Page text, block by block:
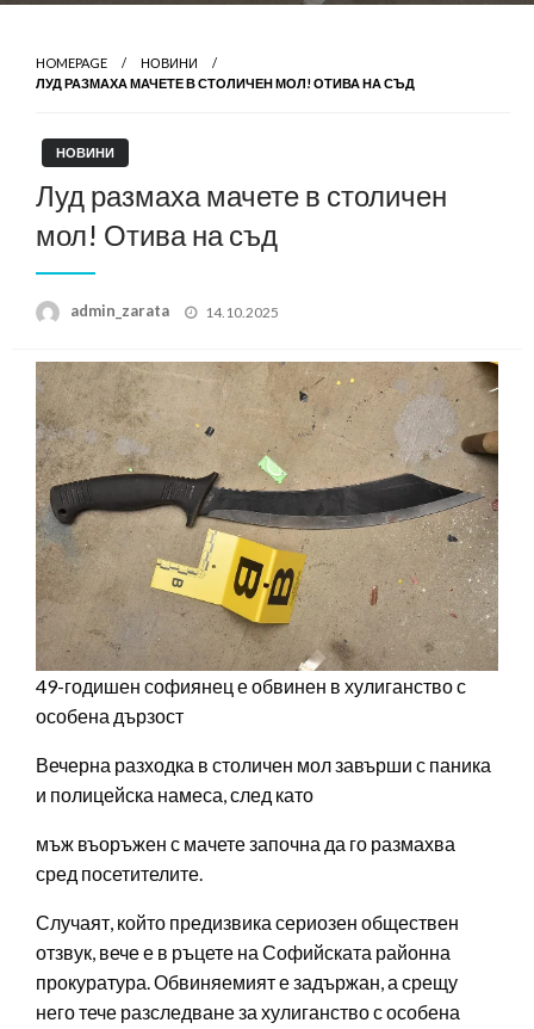
HOMEPAGE
НОВИНИ
ЛУД РАЗМАХА МАЧЕТЕ В СТОЛИЧЕН МОЛ! ОТИВА НА СЪД
НОВИНИ
Луд размаха мачете в столичен
мол! Отива на съд
admin_zarata
Posted
14.10.2025
49-годишен софиянец е обвинен в хулиганство с
особена дързост
Вечерна разходка в столичен мол завърши с паника
и полицейска намеса, след като
мъж въоръжен с мачете започна да го размахва
сред посетителите.
Случаят, който предизвика сериозен обществен
отзвук, вече е в ръцете на Софийската районна
прокуратура. Обвиняемият е задържан, а срещу
него тече разследване за хулиганство с особена